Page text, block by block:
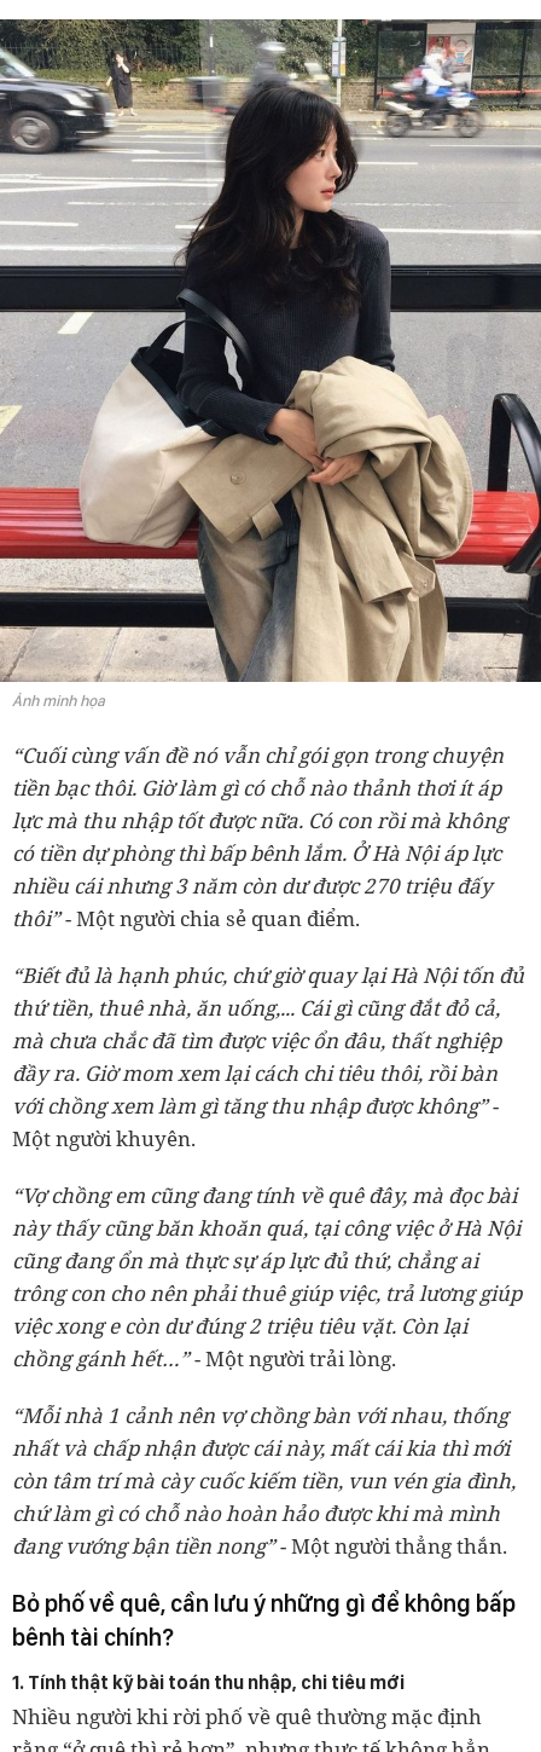
Ảnh minh họa
“Cuối cùng vấn đề nó vẫn chỉ gói gọn trong chuyện
tiền bạc thôi. Giờ làm gì có chỗ nào thảnh thơi ít áp
lực mà thu nhập tốt được nữa. Có con rồi mà không
có tiền dự phòng thì bấp bênh lắm. Ở Hà Nội áp lực
nhiều cái nhưng 3 năm còn dư được 270 triệu đấy
thôi”- Một người chia sẻ quan điểm.
“Biết đủ là hạnh phúc, chứ giờ quay lại Hà Nội tốn đủ
thứ tiền, thuê nhà, ăn uống,... Cái gì cũng đắt đỏ cả,
mà chưa chắc đã tìm được việc ổn đâu, thất nghiệp
đầy ra. Giờ mom xem lại cách chi tiêu thôi, rồi bàn
với chồng xem làm gì tăng thu nhập được không”-
Một người khuyên.
“Vợ chồng em cũng đang tính về quê đây, mà đọc bài
này thấy cũng băn khoăn quá, tại công việc ở Hà Nội
cũng đang ổn mà thực sự áp lực đủ thứ, chẳng ai
trông con cho nên phải thuê giúp việc, trả lương giúp
việc xong e còn dư đúng 2 triệu tiêu vặt. Còn lại
chồng gánh hết…”- Một người trải lòng.
“Mỗi nhà 1 cảnh nên vợ chồng bàn với nhau, thống
nhất và chấp nhận được cái này, mất cái kia thì mới
còn tâm trí mà cày cuốc kiếm tiền, vun vén gia đình,
chứ làm gì có chỗ nào hoàn hảo được khi mà mình
đang vướng bận tiền nong”- Một người thẳng thắn.
Bỏ phố về quê, cần lưu ý những gì để không bấp
bênh tài chính?
1. Tính thật kỹ bài toán thu nhập, chi tiêu mới
Nhiều người khi rời phố về quê thường mặc định